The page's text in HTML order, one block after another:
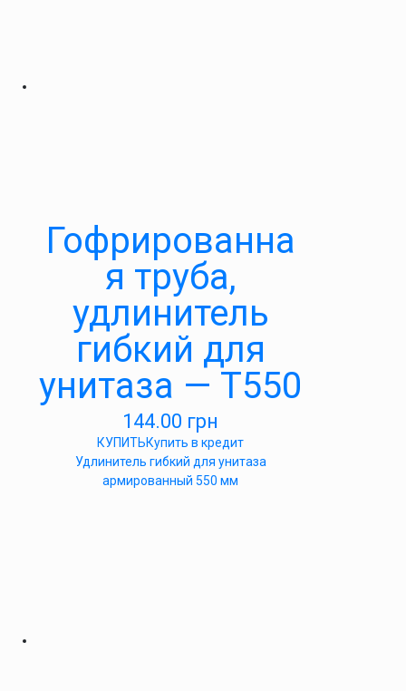
Гофрированна
я труба,
удлинитель
гибкий для
унитаза — Т550
144.00 грн
КУПИТЬКупить в кредит
Удлинитель гибкий для унитаза
армированный 550 мм